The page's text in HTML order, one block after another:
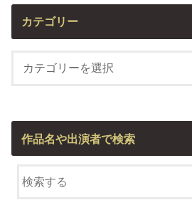
カテゴリー
作品名や出演者で検索